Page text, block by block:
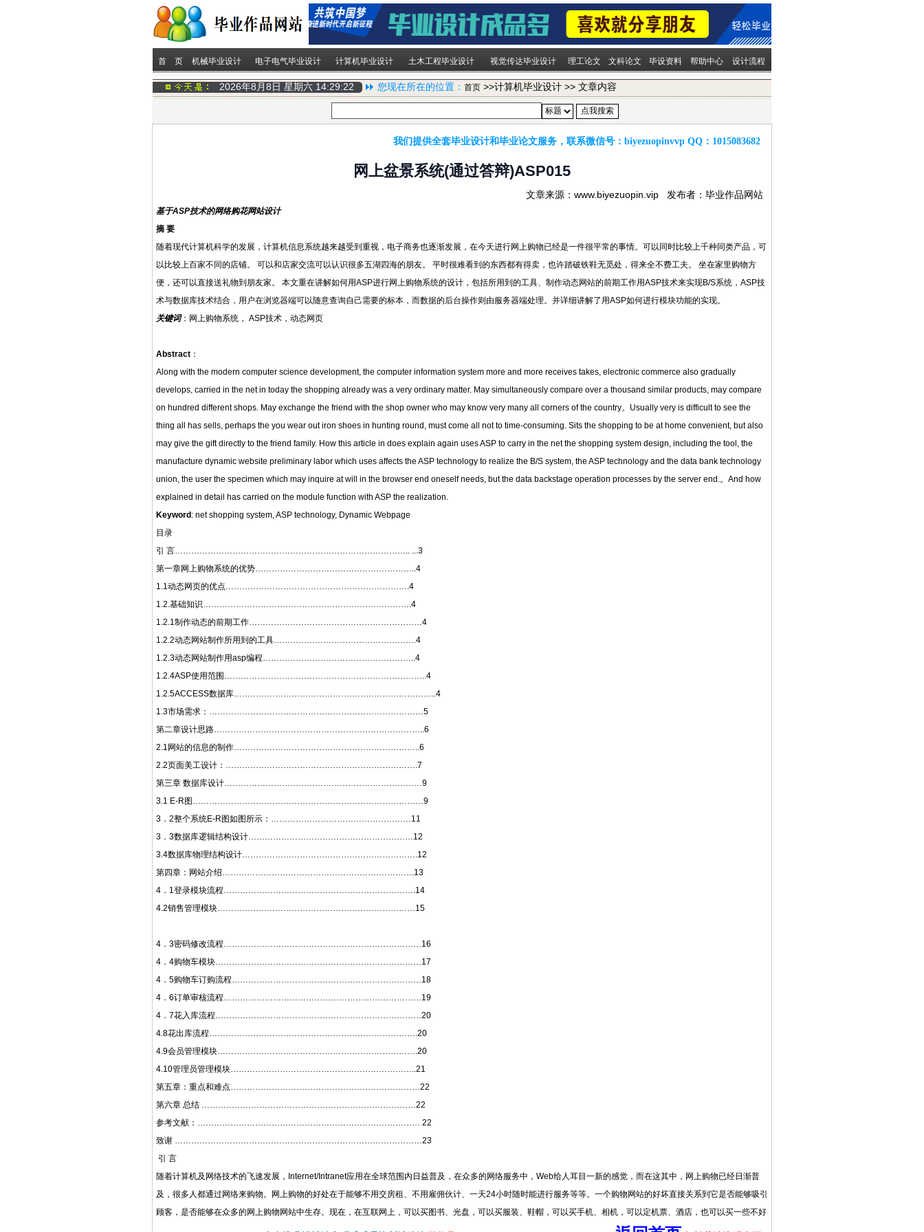
首 页 机械毕业设计 电子电气毕业设计 计算机毕业设计 土木工程毕业设计 视觉传达毕业设计 理工论文 文科论文 毕设资料 帮助中心 设计流程
2026年8月8日 星期六 14:29:23 您现在所在的位置： 首页 >>计算机毕业设计 >> 文章内容
我们提供全套毕业设计和毕业论文服务，联系微信号： biyezuopinvvp QQ： 1015083682
网上盆景系统(通过答辩)ASP015
文章来源：www.biyezuopin.vip 发布者：毕业作品网站
基于ASP技术的网络购花网站设计
摘 要
随着现代计算机科学的发展，计算机信息系统越来越受到重视，电子商务也逐渐发展，在今天进行网上购物已经是一件很平常的事情。可以同时比较上千种同类产品，可
以比较上百家不同的店铺。 可以和店家交流可以认识很多五湖四海的朋友。 平时很难看到的东西都有得卖，也许踏破铁鞋无觅处，得来全不费工夫。 坐在家里购物方
便，还可以直接送礼物到朋友家。 本文重在讲解如何用ASP进行网上购物系统的设计，包括所用到的工具、制作动态网站的前期工作用ASP技术来实现B/S系统，ASP技
术与数据库技术结合，用户在浏览器端可以随意查询自己需要的标本，而数据的后台操作则由服务器端处理。并详细讲解了用ASP如何进行模块功能的实现。
关键词：网上购物系统， ASP技术，动态网页
Abstract：
Along with the modern computer science development, the computer information system more and more receives takes, electronic commerce also gradually
develops, carried in the net in today the shopping already was a very ordinary matter. May simultaneously compare over a thousand similar products, may compare
on hundred different shops. May exchange the friend with the shop owner who may know very many all corners of the country。Usually very is difficult to see the
thing all has sells, perhaps the you wear out iron shoes in hunting round, must come all not to time-consuming. Sits the shopping to be at home convenient, but also
may give the gift directly to the friend family. How this article in does explain again uses ASP to carry in the net the shopping system design, including the tool, the
manufacture dynamic website preliminary labor which uses affects the ASP technology to realize the B/S system, the ASP technology and the data bank technology
union, the user the specimen which may inquire at will in the browser end oneself needs, but the data backstage operation processes by the server end.。And how
explained in detail has carried on the module function with ASP the realization.
Keyword : net shopping system, ASP technology, Dynamic Webpage
目录
引 言………………………………………………………………………….. ...3
第一章网上购物系统的优势…………………………………………………..4
1.1动态网页的优点………………………………………………………….4
1.2.基础知识………………………………………………………………….4
1.2.1制作动态的前期工作………………………………………………………4
1.2.2动态网站制作所用到的工具…………………………………………….4
1.2.3动态网站制作用asp编程………………………………………………..4
1.2.4ASP使用范围………………………………………………………………..4
1.2.5ACCESS数据库………………………………………………………………..4
1.3市场需求：……………………………………………………………………5
第二章设计思路…………………………………………………………………..6
2.1网站的信息的制作…………………………………………………………..6
2.2页面美工设计：…………………………………………………………….7
第三章 数据库设计………………………………………………………………9
3.1 E-R图…………………………………………………………………………9
3．2整个系统E-R图如图所示：……………………………………………11
3．3数据库逻辑结构设计……………………………………………………12
3.4数据库物理结构设计……………………………………………………….12
第四章：网站介绍…………………………………………………………….13
4．1登录模块流程…………………………………………………………….14
4.2销售管理模块………………………………………………………………15
4．3密码修改流程………………………………………………………………16
4．4购物车模块…………………………………………………………………17
4．5购物车订购流程……………………………………………………………18
4．6订单审核流程………………………………………………………………19
4．7花入库流程…………………………………………………………………20
4.8花出库流程………………………………………………………………….20
4.9会员管理模块……………………………………………………………….20
4.10管理员管理模块…………………………………………………………..21
第五章：重点和难点……………………………………………………………22
第六章 总结 ……………………………………………………………………22
参考文献：……………………………………………………………………… 22
致谢 ………………………………………………………………………………23
引 言
随着计算机及网络技术的飞速发展，Internet/Intranet应用在全球范围内日益普及，在众多的网络服务中，Web给人耳目一新的感觉，而在这其中，网上购物已经日渐普
及，很多人都通过网络来购物。网上购物的好处在于能够不用交房租、不用雇佣伙计、一天24小时随时能进行服务等等。一个购物网站的好坏直接关系到它是否能够吸引
顾客，是否能够在众多的网上购物网站中生存。现在，在互联网上，可以买图书、光盘，可以买服装、鞋帽，可以买手机、相机，可以定机票、酒店，也可以买一些不好